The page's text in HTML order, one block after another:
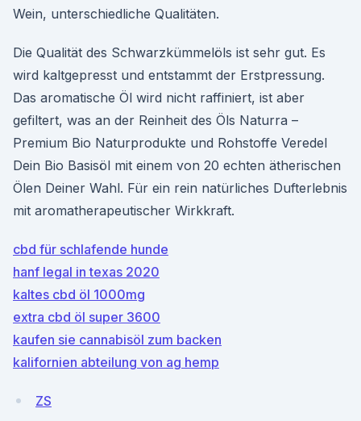
Wein, unterschiedliche Qualitäten.
Die Qualität des Schwarzkümmelöls ist sehr gut. Es
wird kaltgepresst und entstammt der Erstpressung.
Das aromatische Öl wird nicht raffiniert, ist aber
gefiltert, was an der Reinheit des Öls Naturra –
Premium Bio Naturprodukte und Rohstoffe Veredel
Dein Bio Basisöl mit einem von 20 echten ätherischen
Ölen Deiner Wahl. Für ein rein natürliches Dufterlebnis
mit aromatherapeutischer Wirkkraft.
cbd für schlafende hunde
hanf legal in texas 2020
kaltes cbd öl 1000mg
extra cbd öl super 3600
kaufen sie cannabisöl zum backen
kalifornien abteilung von ag hemp
ZS